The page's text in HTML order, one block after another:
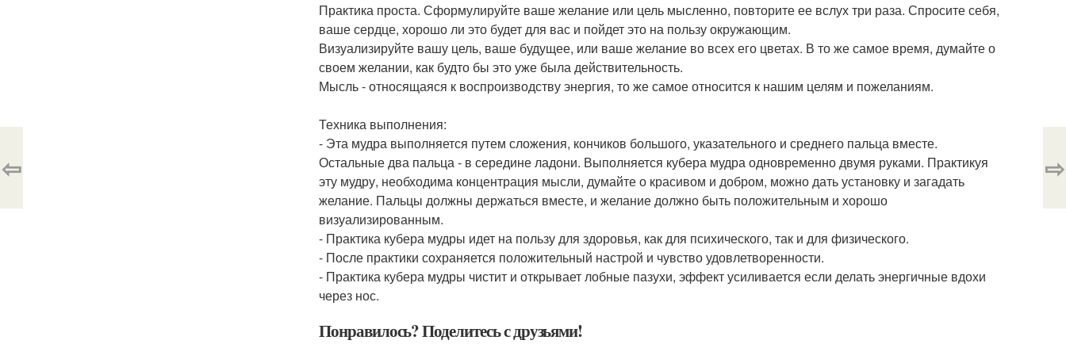
Практика проста. Сформулируйте ваше желание или цель мысленно, повторите ее вслух три раза. Спросите себя,
ваше сердце, хорошо ли это будет для вас и пойдет это на пользу окружающим.
Визуализируйте вашу цель, ваше будущее, или ваше желание во всех его цветах. В то же самое время, думайте о
своем желании, как будто бы это уже была действительность.
Мысль - относящаяся к воспроизводству энергия, то же самое относится к нашим целям и пожеланиям.
Техника выполнения:
- Эта мудра выполняется путем сложения, кончиков большого, указательного и среднего пальца вместе.
Остальные два пальца - в середине ладони. Выполняется кубера мудра одновременно двумя руками. Практикуя
эту мудру, необходима концентрация мысли, думайте о красивом и добром, можно дать установку и загадать
желание. Пальцы должны держаться вместе, и желание должно быть положительным и хорошо
визуализированным.
- Практика кубера мудры идет на пользу для здоровья, как для психического, так и для физического.
- После практики сохраняется положительный настрой и чувство удовлетворенности.
- Практика кубера мудры чистит и открывает лобные пазухи, эффект усиливается если делать энергичные вдохи
через нос.
Понравилось? Поделитесь с друзьями!
⇦ ⇨